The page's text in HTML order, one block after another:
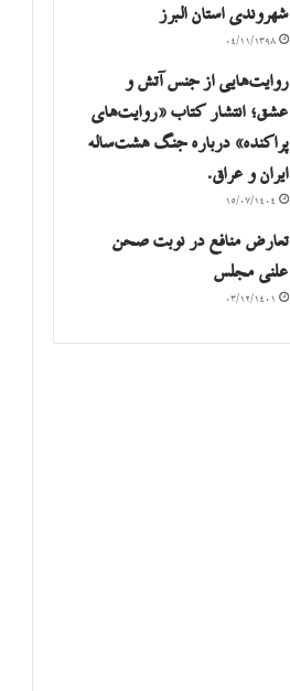
شهروندی استان البرز
۰۴/۱۱/۱۳۹۸
روایت‌هایی از جنس آتش و
عشق؛ انتشار کتاب «روایت‌های
پراکنده» درباره جنگ هشت‌ساله
ایران و عراق.
۱۵/۰۷/۱۴۰۴
تعارض منافع در نوبت صحن
علنی مجلس
۰۳/۱۲/۱۴۰۱